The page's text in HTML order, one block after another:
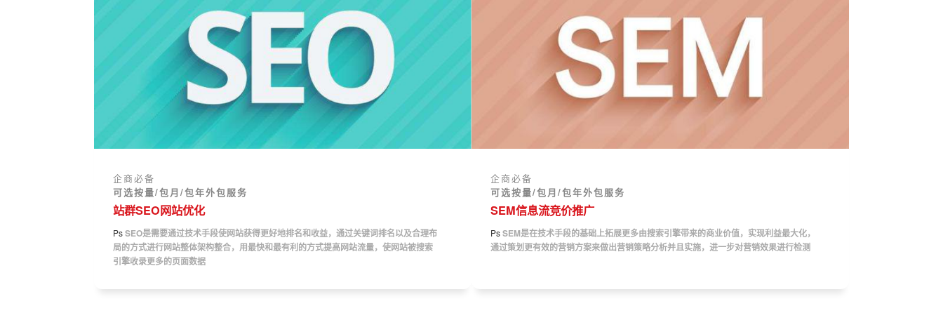
企商必备
可选按量/包月/包年外包服务
站群SEO网站优化
PsSEO是需要通过技术手段使网站获得更好地排名和收益，通过关键词排名以及合理布
局的方式进行网站整体架构整合，用最快和最有利的方式提高网站流量，使网站被搜索
引擎收录更多的页面数据
企商必备
可选按量/包月/包年外包服务
SEM信息流竞价推广
PsSEM是在技术手段的基础上拓展更多由搜索引擎带来的商业价值，实现利益最大化，
通过策划更有效的营销方案来做出营销策略分析并且实施，进一步对营销效果进行检测